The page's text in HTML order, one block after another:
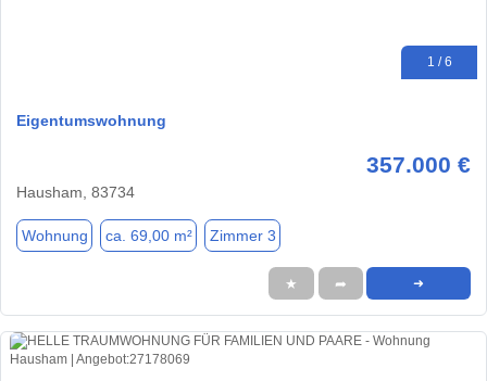
1 / 6
Eigentumswohnung
357.000 €
Hausham, 83734
Wohnung ca. 69,00 m² Zimmer 3
★ ➦ ➜